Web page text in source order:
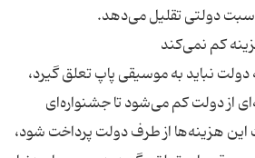
دولت نباید به موسیقی پاپ تعلق گیرد،
از دولت کم می‌شود تا جشنواره‌ای
این هزینه‌ها از طرف دولت پرداخت شود،